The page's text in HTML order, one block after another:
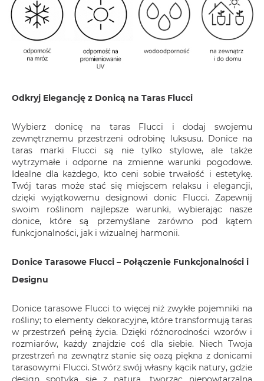
Odkryj Elegancję z Donicą na Taras Flucci
Wybierz donicę na taras Flucci i dodaj swojemu
zewnętrznemu przestrzeni odrobinę luksusu. Donice na
taras marki Flucci są nie tylko stylowe, ale także
wytrzymałe i odporne na zmienne warunki pogodowe.
Idealne dla każdego, kto ceni sobie trwałość i estetykę.
Twój taras może stać się miejscem relaksu i elegancji,
dzięki wyjątkowemu designowi donic Flucci. Zapewnij
swoim roślinom najlepsze warunki, wybierając nasze
donice, które są przemyślane zarówno pod kątem
funkcjonalności, jak i wizualnej harmonii.
Donice Tarasowe Flucci – Połączenie Funkcjonalności i
Designu
Donice tarasowe Flucci to więcej niż zwykłe pojemniki na
rośliny; to elementy dekoracyjne, które transformują taras
w przestrzeń pełną życia. Dzięki różnorodności wzorów i
rozmiarów, każdy znajdzie coś dla siebie. Niech Twoja
przestrzeń na zewnątrz stanie się oazą piękna z donicami
tarasowymi Flucci. Stwórz swój własny kącik natury, gdzie